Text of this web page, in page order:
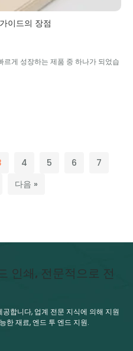
이드의 장점
게 성장하는 제품 중 하나가 되었습
4 5 6
7
다음 »
인쇄, 전문적으로 전
합니다, 업계 전문 지식에 의해 지원
한 재료, 엔드 투 엔드 지원.